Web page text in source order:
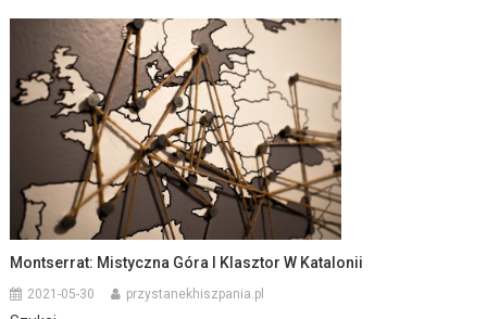
Montserrat: Mistyczna Góra I Klasztor W Katalonii
2021-05-30 przystanekhiszpania.pl